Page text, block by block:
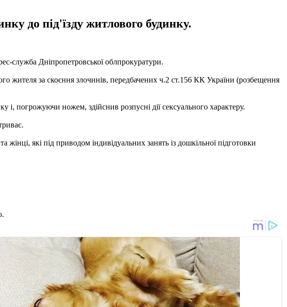
до під'їзду житлового будинку.
служба Дніпропетровської облпрокуратури.
жителя за скоєння злочинів, передбачених ч.2 ст.156 КК України (розбещення
погрожуючи ножем, здійснив розпусні дії сексуального характеру.
жінці, які під приводом індивідуальних занять із дошкільної підготовки